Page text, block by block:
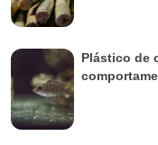
Plástico de